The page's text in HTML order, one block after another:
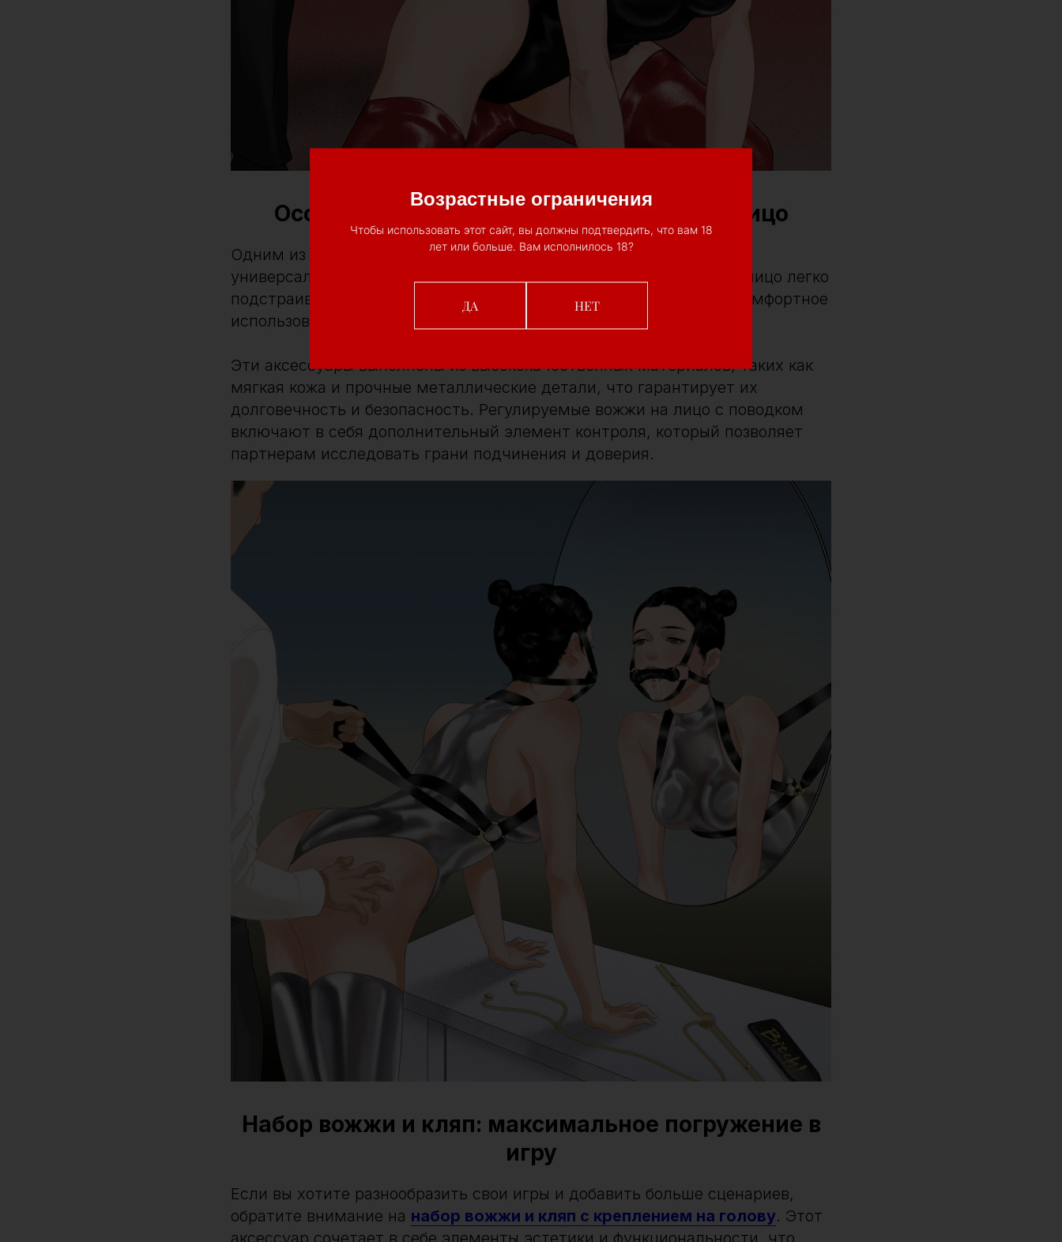
Возрастные ограничения
Чтобы использовать этот сайт, вы должны подтвердить, что вам 18
лет или больше. Вам исполнилось 18?
ДА НЕТ
Особенности регулируемых вожжей на лицо
Одним из ключевых преимуществ аксессуара является его
универсальность. Благодаря регулируемым ремешкам вожжи на лицо легко
подстраиваются под индивидуальные параметры, обеспечивая комфортное
использование.
Эти аксессуары выполнены из высококачественных материалов, таких как
мягкая кожа и прочные металлические детали, что гарантирует их
долговечность и безопасность. Регулируемые вожжи на лицо с поводком
включают в себя дополнительный элемент контроля, который позволяет
партнерам исследовать грани подчинения и доверия.
Набор вожжи и кляп: максимальное погружение в
игру
Если вы хотите разнообразить свои игры и добавить больше сценариев,
обратите внимание на набор вожжи и кляп с креплением на голову. Этот
аксессуар сочетает в себе элементы эстетики и функциональности, что